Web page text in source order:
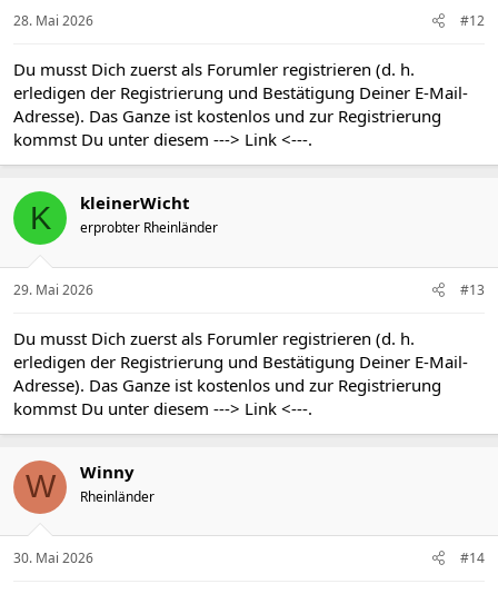
28. Mai 2026 #12
Du musst Dich zuerst als Forumler registrieren (d. h.
erledigen der Registrierung und Bestätigung Deiner E-Mail-
Adresse). Das Ganze ist kostenlos und zur Registrierung
kommst Du unter diesem ---> Link <---.
K kleinerWicht
erprobter Rheinländer
29. Mai 2026 #13
Du musst Dich zuerst als Forumler registrieren (d. h.
erledigen der Registrierung und Bestätigung Deiner E-Mail-
Adresse). Das Ganze ist kostenlos und zur Registrierung
kommst Du unter diesem ---> Link <---.
W Winny
Rheinländer
30. Mai 2026 #14